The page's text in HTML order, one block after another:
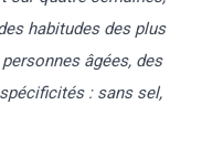
habitudes des plus
âgées, des
: sans sel,